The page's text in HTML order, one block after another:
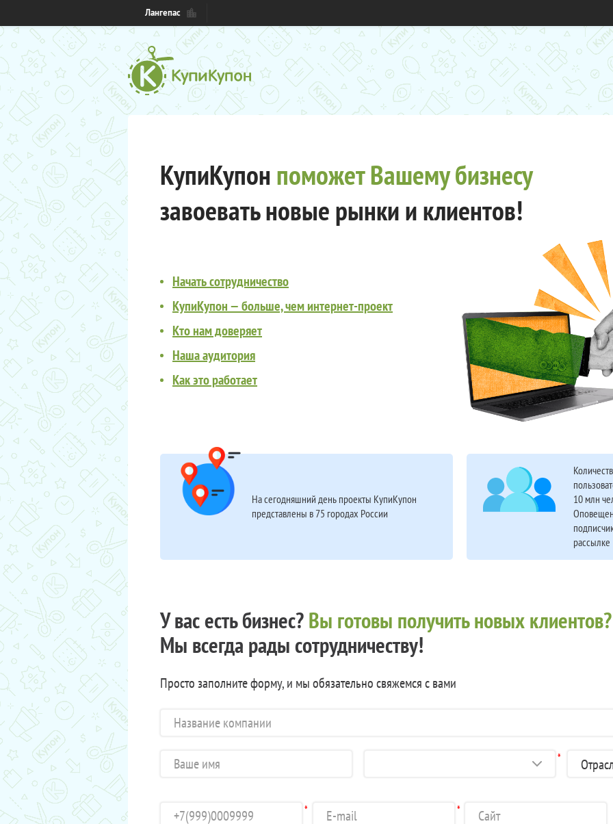
Лангепас
КупиКупон поможет Вашему бизнесу
завоевать новые рынки и клиентов!
Начать сотрудничество
КупиКупон — больше, чем интернет-проект
Кто нам доверяет
Наша аудитория
Как это работает
На сегодняшний день проекты КупиКупон
представлены в 75 городах России
10 млн
рассылке
У вас есть бизнес?Вы готовы получить новых клиентов?
Мы всегда рады сотрудничеству!
Просто заполните форму, и мы обязательно свяжемся с вами
*
* *